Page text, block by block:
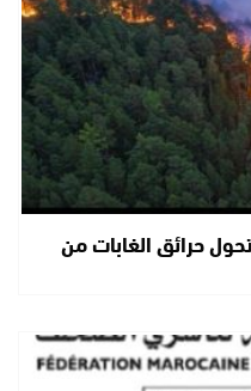
حرائق الغابات من